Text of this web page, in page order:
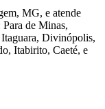
MG, e atende
Para de Minas,
Divinópolis,
Itabirito, Caeté, e